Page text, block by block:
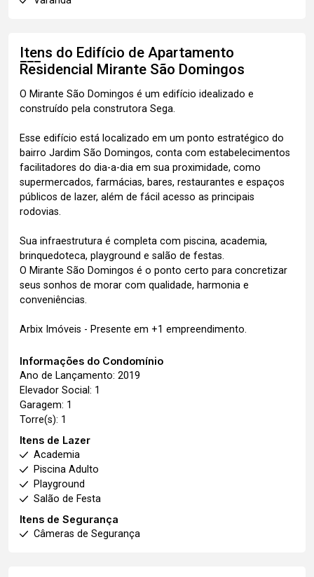
Itens do Edifício de Apartamento
Residencial Mirante São Domingos
O Mirante São Domingos é um edifício idealizado e
construído pela construtora Sega.
Esse edifício está localizado em um ponto estratégico do
bairro Jardim São Domingos, conta com estabelecimentos
facilitadores do dia-a-dia em sua proximidade, como
supermercados, farmácias, bares, restaurantes e espaços
públicos de lazer, além de fácil acesso as principais
rodovias.
Sua infraestrutura é completa com piscina, academia,
brinquedoteca, playground e salão de festas.
O Mirante São Domingos é o ponto certo para concretizar
seus sonhos de morar com qualidade, harmonia e
conveniências.
Arbix Imóveis - Presente em +1 empreendimento.
Informações do Condomínio
Ano de Lançamento: 2019
Elevador Social: 1
Garagem: 1
Torre(s): 1
Itens de Lazer
Academia
Piscina Adulto
Playground
Salão de Festa
Itens de Segurança
Câmeras de Segurança